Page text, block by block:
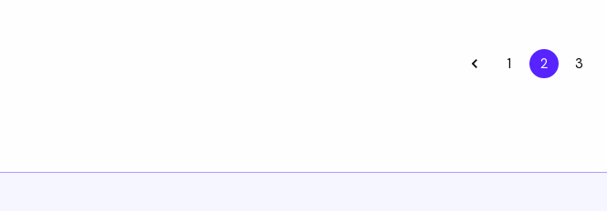
1 2 3